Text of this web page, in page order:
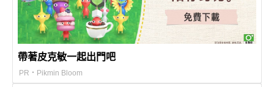
帶著皮克敏一起出門吧
PR・Pikmin Bloom